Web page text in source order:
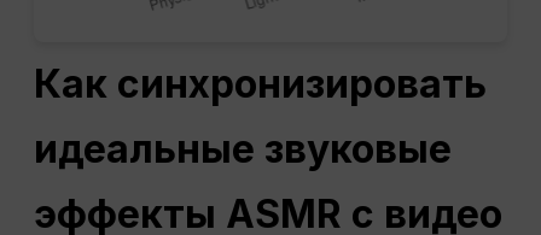
Как синхронизировать
идеальные звуковые
эффекты ASMR с видео